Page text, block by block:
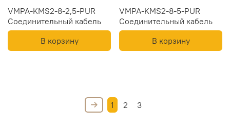
VMPA-KMS2-8-2,5-PUR
Соединительный кабель
В корзину
VMPA-KMS2-8-5-PUR
Соединительный кабель
В корзину
1 2 3